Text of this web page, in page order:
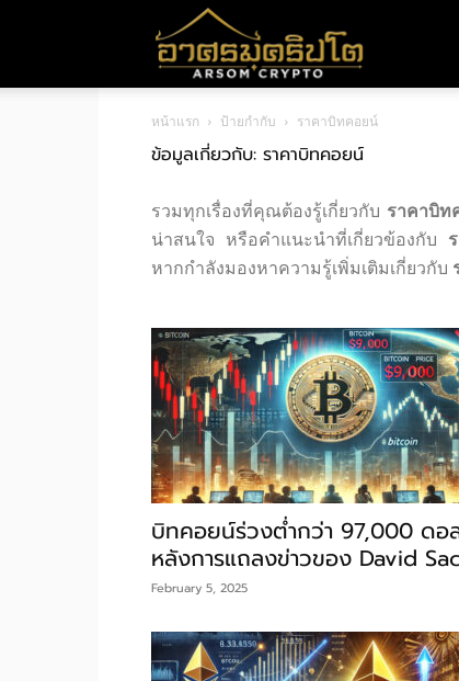
ศร
มค
ปโต
หน้าแรก ป้ายกำกับ ราคาบิทคอยน์
ข้อมูลเกี่ยวกับ: ราคาบิทคอยน์
รวมทุกเรื่องที่คุณต้องรู้เกี่ยวกับ ราคาบิท
น่าสนใจ หรือคำแนะนำที่เกี่ยวข้องกับ
หากกำลังมองหาความรู้เพิ่มเติมเกี่ยวกับ
บิทคอยน์ร่วงต่ำกว่า 97,000 ดอ
หลังการแถลงข่าวของ David
February 5, 2025